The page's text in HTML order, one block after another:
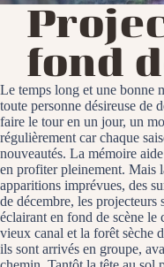
fond
Le temps long et une bonne
toute personne désireuse de
faire le tour en un jour, un
régulièrement car chaque
nouveautés. La mémoire
en profiter pleinement. Mais
apparitions imprévues, des
de décembre, les projecteurs
éclairant en fond de scène le
vieux canal et la forêt sèche
ils sont arrivés en groupe,